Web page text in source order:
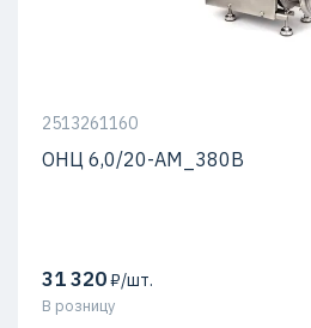
2513261160
ОНЦ 6,0/20-АМ_380В
31 320₽/шт.
В розницу